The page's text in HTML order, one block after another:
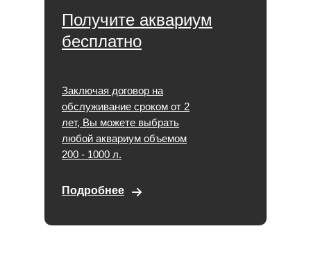
Получите аквариум
бесплатно
Заключая договор на
обслуживание сроком от 2
лет, Вы можете выбрать
любой аквариум объемом
200 - 1000 л.
Подробнее